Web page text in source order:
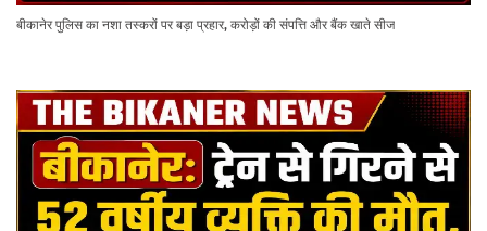
बीकानेर पुलिस का नशा तस्करों पर बड़ा प्रहार, करोड़ों की संपत्ति और बैंक खाते सीज